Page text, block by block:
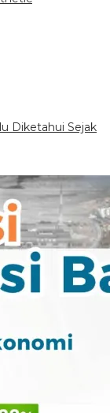
Diketahui Sejak